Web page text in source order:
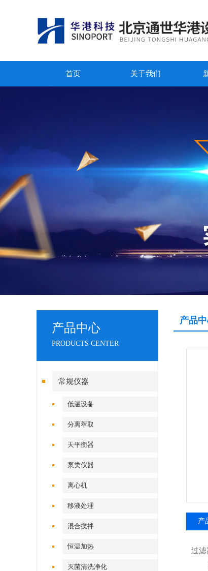
首页 关于我们
产品中心
PRODUCTS CENTER
常规仪器
低温设备
分离萃取
天平衡器
泵类仪器
离心机
移液处理
混合搅拌
恒温加热
灭菌清洗净化
产品
产
过滤